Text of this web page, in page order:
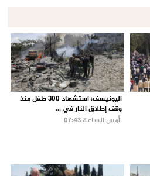
اليونيسف: استشهاد 300 طفل منذ
وقف إطلاق النار في ...
أمس الساعة 07:43